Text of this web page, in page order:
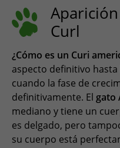
Curl
¿Cómo es un Curi
aspecto definitivo
cuando la fase de
definitivamente. El gato
mediano y tiene un
es delgado, pero
su cuerpo está